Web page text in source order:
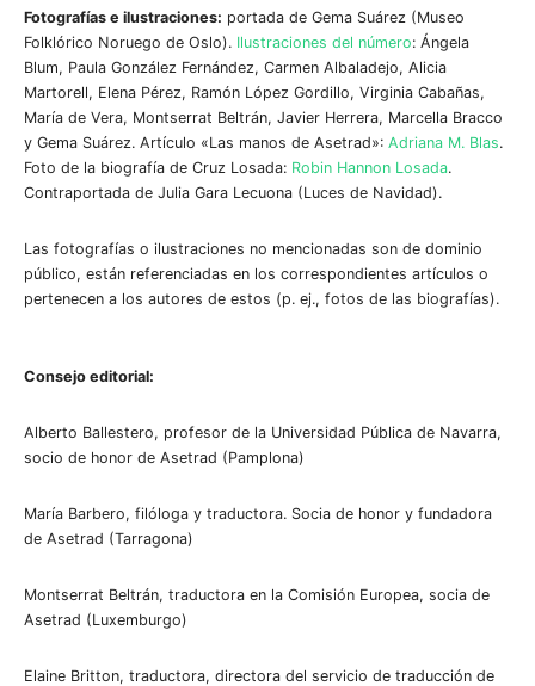
Fotografías e ilustraciones: portada de Gema Suárez (Museo
Folklórico Noruego de Oslo). Ilustraciones del número: Ángela
Blum, Paula González Fernández, Carmen Albaladejo, Alicia
Martorell, Elena Pérez, Ramón López Gordillo, Virginia Cabañas,
María de Vera, Montserrat Beltrán, Javier Herrera, Marcella Bracco
y Gema Suárez. Artículo «Las manos de Asetrad»: Adriana M. Blas.
Foto de la biografía de Cruz Losada: Robin Hannon Losada.
Contraportada de Julia Gara Lecuona (Luces de Navidad).
Las fotografías o ilustraciones no mencionadas son de dominio
público, están referenciadas en los correspondientes artículos o
pertenecen a los autores de estos (p. ej., fotos de las biografías).
Consejo editorial:
Alberto Ballestero, profesor de la Universidad Pública de Navarra,
socio de honor de Asetrad (Pamplona)
María Barbero, filóloga y traductora. Socia de honor y fundadora
de Asetrad (Tarragona)
Montserrat Beltrán, traductora en la Comisión Europea, socia de
Asetrad (Luxemburgo)
Elaine Britton, traductora, directora del servicio de traducción de